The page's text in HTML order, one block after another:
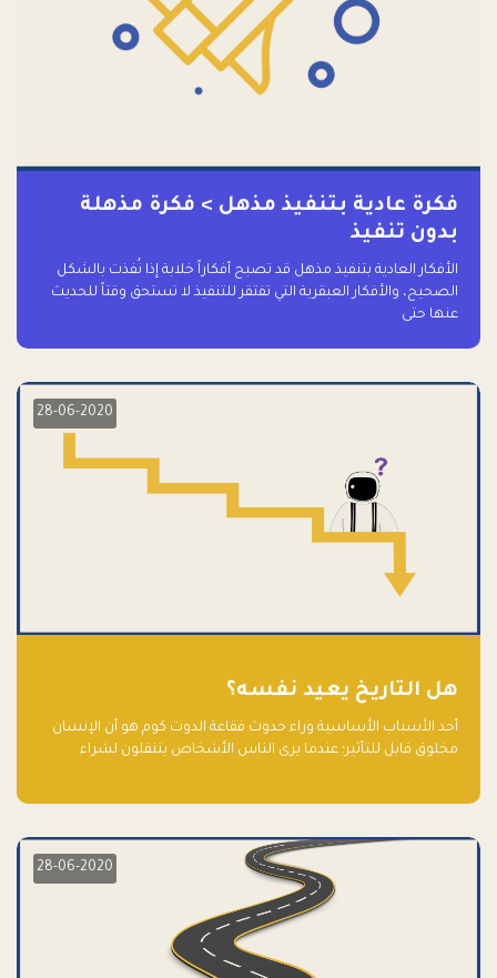
فكرة عادية بتنفيذ مذهل > فكرة مذهلة
بدون تنفيذ
الأفكار العادية بتنفيذ مذهل قد تصبح أفكاراً خلابة إذا نُفذت بالشكل
الصحيح، والأفكار العبقرية التي تفتقر للتنفيذ لا تستحق وقتاً للحديث
عنها حتى
28-06-2020
هل التاريخ يعيد نفسه؟
أحد الأسباب الأساسية وراء حدوث فقاعة الدوت كوم هو أن الإنسان
مخلوق قابل للتأثير؛ عندما يرى الناس الأشخاص يتنقلون لشراء
28-06-2020